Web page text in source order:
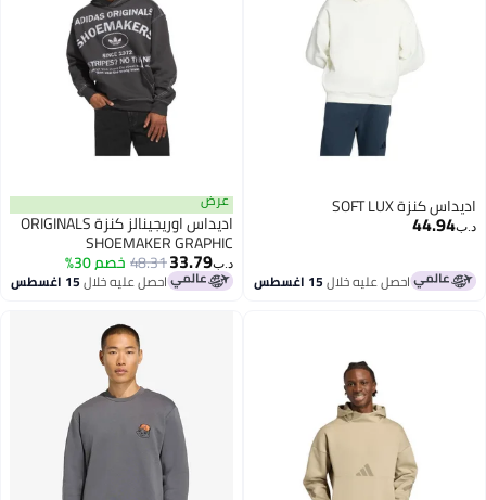
اديداس كنزة SOFT LUX
د.ب‏44.94
احصل عليه خلال15 اغسطس
عرض
اديداس اوريجينالز كنزة ORIGINALS
SHOEMAKER GRAPHIC
د.ب‏33.79
48.31خصم 30%
احصل عليه خلال15 اغسطس